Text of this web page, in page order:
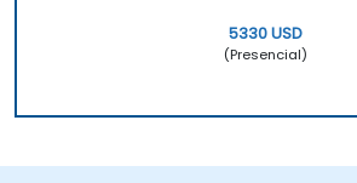
5330 USD
(Presencial)